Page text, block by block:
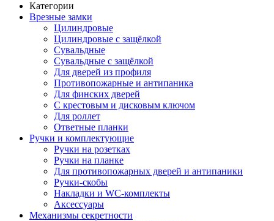
Категории
Врезные замки
Цилиндровые
Цилиндровые с защёлкой
Сувальдные
Сувальдные с защёлкой
Для дверей из профиля
Противопожарные и антипаника
Для финских дверей
С крестовым и дисковым ключом
Для роллет
Ответные планки
Ручки и комплектующие
Ручки на розетках
Ручки на планке
Для противопожарных дверей и антипаники
Ручки-скобы
Накладки и WC-комплекты
Аксессуары
Механизмы секретности